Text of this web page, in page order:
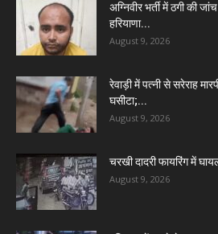
अग्निवीर भर्ती में ठगी की
हरियाणा...
August 9, 2026
रेवाड़ी में पत्नी से सरेराह
घसीटा;...
August 9, 2026
चरखी दादरी फायरिंग में
August 9, 2026